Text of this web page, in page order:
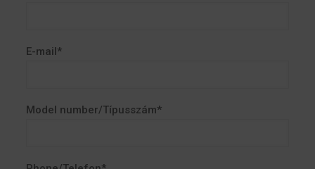
E-mail*
Model number/Típusszám*